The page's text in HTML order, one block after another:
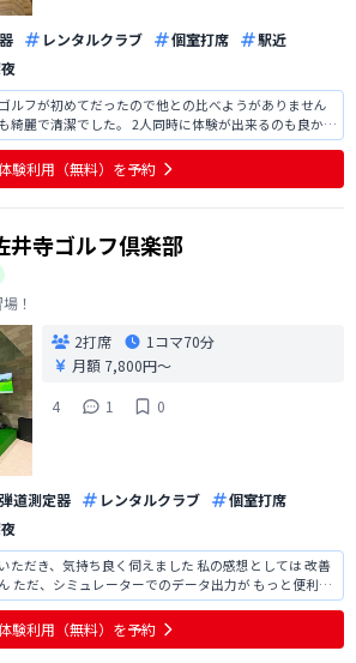
レンタルクラブ 個室打席
駅近
ルフが初めてだったので他との比べようがありません
綺麗で清潔でした。 2人同時に体験が出来るのも良かっ
試打出来る時間が長い方が良かったです。入店してか
ましたのでとても短い時間だと感じました。入会し無
しょうか。何
験利用（無料）を予約
井寺ゴルフ倶楽部
！
2打席
1コマ70分
月額 7,800円〜
4
1 0
弾道測定器 レンタルクラブ
個室打席
ただき、気持ち良く伺えました 私の感想としては 改善
ただ、シミュレーターでのデータ出力が もっと便利に
だ、これは練習場の問題ではなく、シミュレーターの
応）がしていくことなのでそちらに期待しています あ
あとに
験利用（無料）を予約